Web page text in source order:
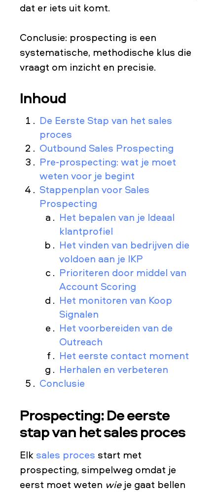
dat er iets uit komt.
Conclusie: prospecting is een
systematische, methodische klus die
vraagt om inzicht en precisie.
Inhoud
De Eerste Stap van het sales
proces
Outbound Sales Prospecting
Pre-prospecting: wat je moet
weten voor je begint
Stappenplan voor Sales
Prospecting
Het bepalen van je Ideaal
klantprofiel
Het vinden van bedrijven die
voldoen aan je IKP
Prioriteren door middel van
Account Scoring
Het monitoren van Koop
Signalen
Het voorbereiden van de
Outreach
Het eerste contact moment
Herhalen en verbeteren
Conclusie
Prospecting: De eerste
stap van het sales proces
Elk sales proces start met
prospecting, simpelweg omdat je
eerst moet weten wieje gaat bellen